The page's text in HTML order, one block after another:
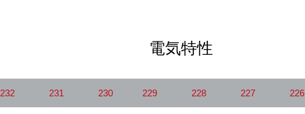
電気特性
232 231 230 229 228 227 226